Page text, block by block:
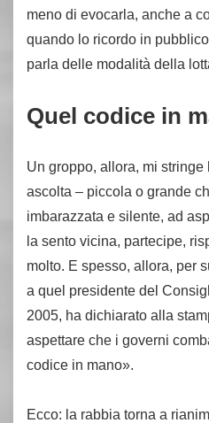
meno di evocarla, anche a
quando lo ricordo in
parla delle modalità della
Quel codice in
Un groppo, allora, mi
ascolta – piccola o grande
imbarazzata e silente, ad
la sento vicina, partecipe,
molto. E spesso, allora, per
a quel presidente del
2005, ha dichiarato alla
aspettare che i governi
codice in mano».
Ecco: la rabbia torna a